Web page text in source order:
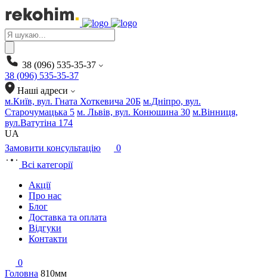
Products
search
38 (096) 535-35-37
38 (096) 535-35-37
Наші адреси
м.Київ, вул. Гната Хоткевича 20Б м.Дніпро, вул.
Старочумацька 5 м. Львів, вул. Конюшина 30 м.Вінниця,
вул.Ватутіна 174
UA
Замовити консультацію
0
Всі категорії
Акції
Про нас
Блог
Доставка та оплата
Відгуки
Контакти
0
Головна 810мм